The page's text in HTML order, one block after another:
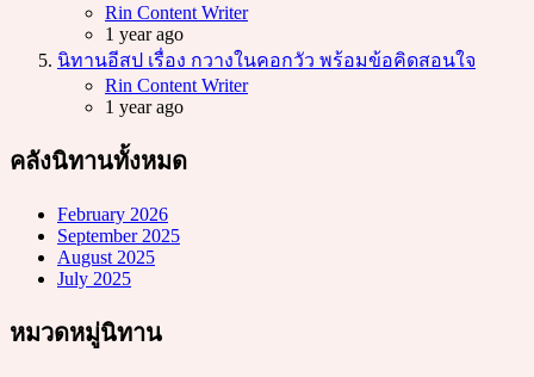
Posted
Rin Content Writer
1 year ago
นิทานอีสป เรื่อง กวางในคอกวัว พร้อมข้อคิดสอนใจ
Posted
Rin Content Writer
1 year ago
คลังนิทานทั้งหมด
February 2026
September 2025
August 2025
July 2025
หมวดหมู่นิทาน